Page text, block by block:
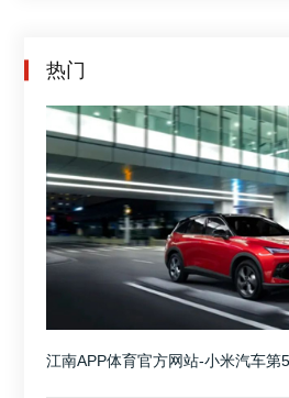
热门
江南APP体育官方网站-小米汽车第